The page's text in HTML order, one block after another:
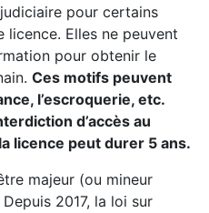
pour certains
licence. Elles ne peuvent
pour obtenir le
Ces motifs peuvent
l’escroquerie, etc.
d’accès au
licence peut durer 5 ans.
majeur (ou mineur
2017, la loi sur